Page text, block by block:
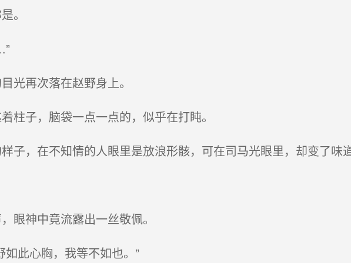
。
光再次落在赵野身上。
柱子，脑袋一点一点的，似乎在打盹。
子，在不知情的人眼里是放浪形骸，可在司马光眼里，却变了味
眼神中竟流露出一丝敬佩。
此心胸，我等不如也。”